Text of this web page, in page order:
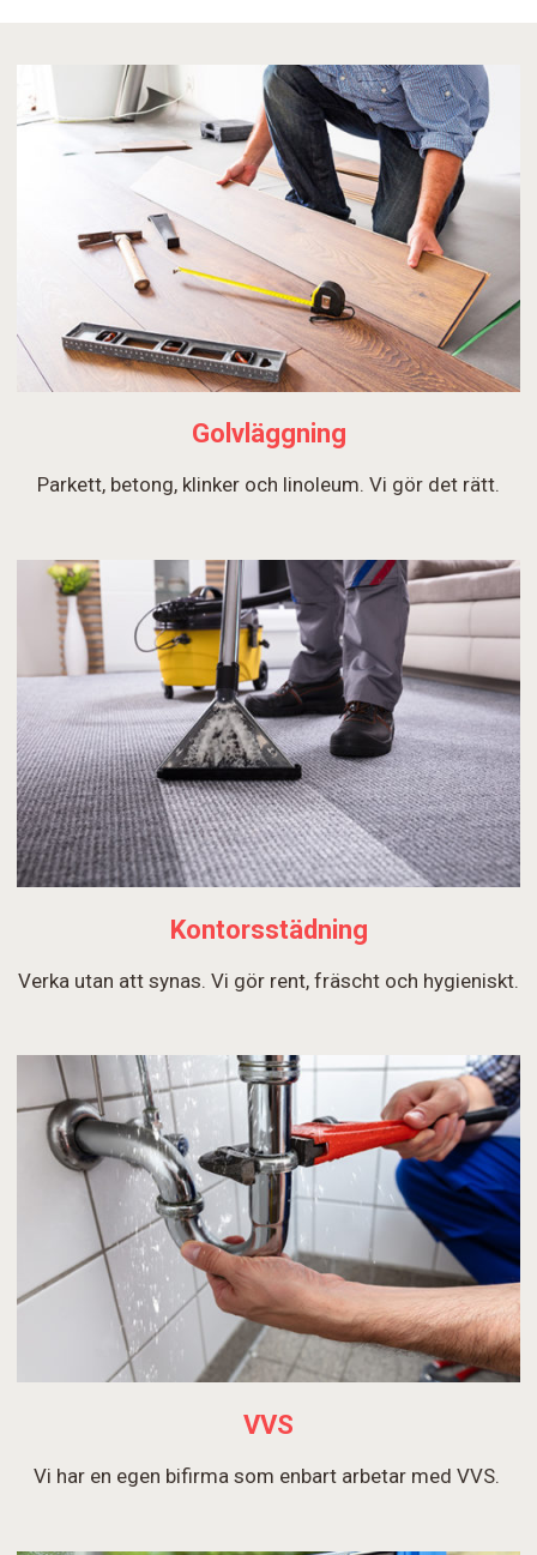
Golvläggning
Parkett, betong, klinker och linoleum. Vi gör det rätt.
Kontorsstädning
Verka utan att synas. Vi gör rent, fräscht och hygieniskt.
VVS
Vi har en egen bifirma som enbart arbetar med VVS.